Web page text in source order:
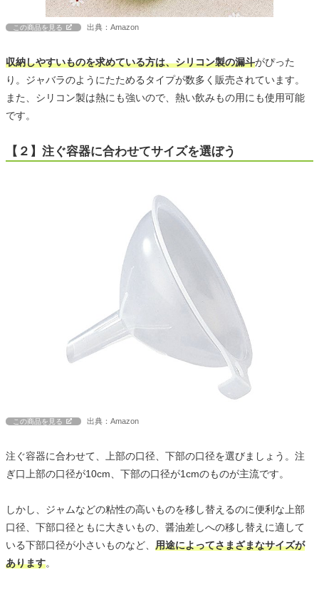
この商品を見る 出典：Amazon
収納しやすいものを求めている方は、シリコン製の漏斗がぴった
り。ジャバラのようにたためるタイプが数多く販売されています。
また、シリコン製は熱にも強いので、熱い飲みもの用にも使用可能
です。
【２】注ぐ容器に合わせてサイズを選ぼう
この商品を見る 出典：Amazon
注ぐ容器に合わせて、上部の口径、下部の口径を選びましょう。注
ぎ口上部の口径が10cm、下部の口径が1cmのものが主流です。
しかし、ジャムなどの粘性の高いものを移し替えるのに便利な上部
口径、下部口径ともに大きいもの、醤油差しへの移し替えに適して
いる下部口径が小さいものなど、 用途によってさまざまなサイズが
あります。